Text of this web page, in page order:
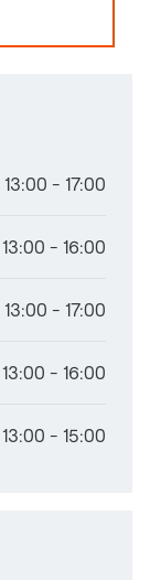
13:00 - 17:00
13:00 - 16:00
13:00 - 17:00
13:00 - 16:00
13:00 - 15:00